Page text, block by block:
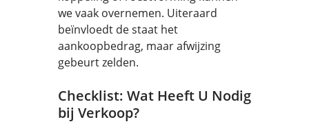
we vaak overnemen. Uiteraard
beïnvloedt de staat het
aankoopbedrag, maar afwijzing
gebeurt zelden.
Checklist: Wat Heeft U Nodig
bij Verkoop?